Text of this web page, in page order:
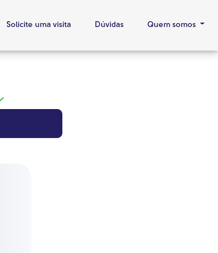
Solicite uma visita Dúvidas Quem somos